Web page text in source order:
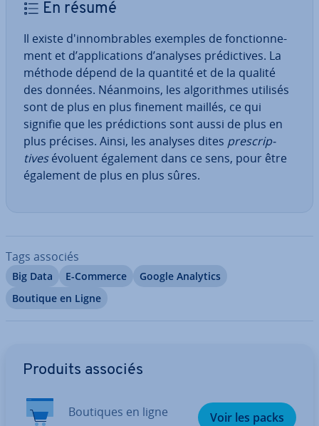
En résumé
Il existe d'in­nom­brables exemples de fonc­tion­ne­
ment et d’ap­pli­ca­tions d’analyses pré­dic­tives. La
méthode dépend de la quantité et de la qualité
des données. Néanmoins, les al­go­rithmes utilisés
sont de plus en plus finement maillés, ce qui
signifie que les pré­dic­tions sont aussi de plus en
plus précises. Ainsi, les analyses dites pres­crip­
tivesévoluent également dans ce sens, pour être
également de plus en plus sûres.
Tags associés
Big Data E-Commerce
Google Analytics
Boutique en Ligne
Produits associés
Boutiques en ligne Voir les packs